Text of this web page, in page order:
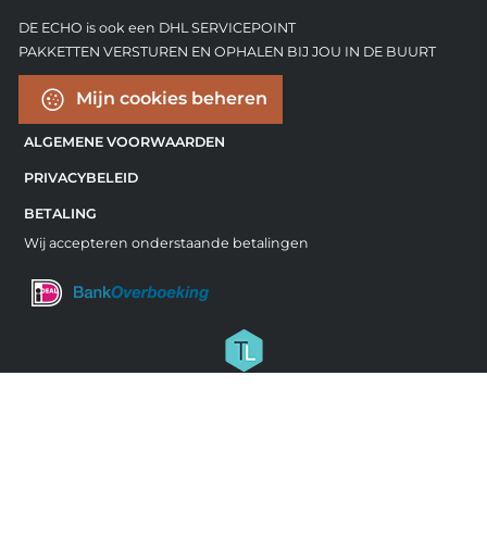
DE ECHO is ook een DHL SERVICEPOINT
PAKKETTEN VERSTUREN EN OPHALEN BIJ JOU IN DE BUURT
Mijn cookies beheren
ALGEMENE VOORWAARDEN
PRIVACYBELEID
BETALING
Wij accepteren onderstaande betalingen